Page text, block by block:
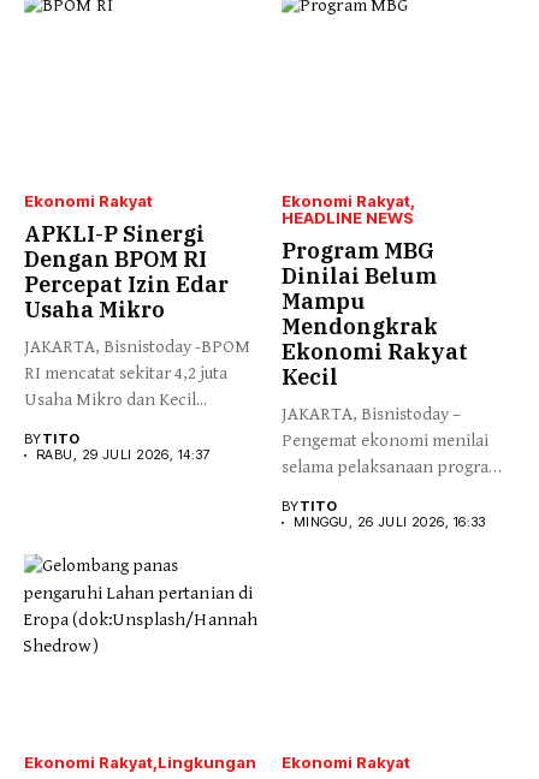
Ekonomi Rakyat
APKLI-P Sinergi
Dengan BPOM RI
Percepat Izin Edar
Usaha Mikro
JAKARTA, Bisnistoday -BPOM
RI mencatat sekitar 4,2 juta
Usaha Mikro dan Kecil...
BYTITO
RABU, 29 JULI 2026, 14:37
Ekonomi Rakyat
HEADLINE NEWS
Program MBG
Dinilai Belum
Mampu
Mendongkrak
Ekonomi Rakyat
Kecil
JAKARTA, Bisnistoday –
Pengemat ekonomi menilai
selama pelaksanaan program
BYTITO
MINGGU, 26 JULI 2026, 16:33
Ekonomi Rakyat Lingkungan Ekonomi Rakyat